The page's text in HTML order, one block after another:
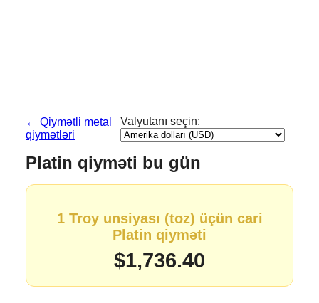
← Qiymətli metal
qiymətləri
Valyutanı seçin:
Platin qiyməti bu gün
1 Troy unsiyası (toz) üçün cari
Platin qiyməti
$1,736.40